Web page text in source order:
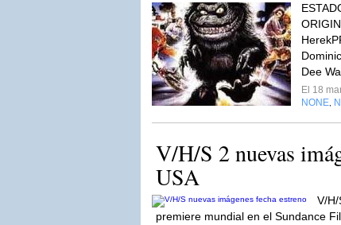
Dee
El 18
NONE
V/H/S 2 nuevas
USA
V/
premiere mundial en el Sundance